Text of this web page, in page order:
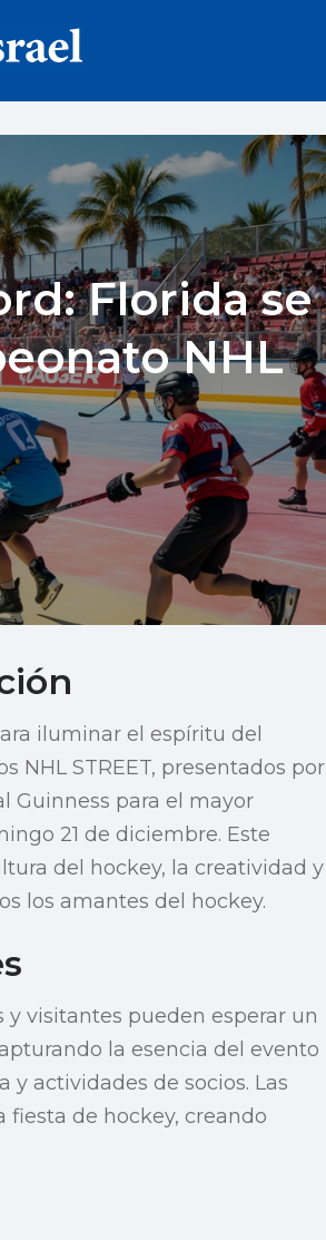
Florida se
NHL
iluminar el espíritu del
NHL STREET, presentados por
Guinness para el mayor
21 de diciembre. Este
del hockey, la creatividad y
los amantes del hockey.
y visitantes pueden esperar un
la esencia del evento
actividades de socios. Las
fiesta de hockey, creando